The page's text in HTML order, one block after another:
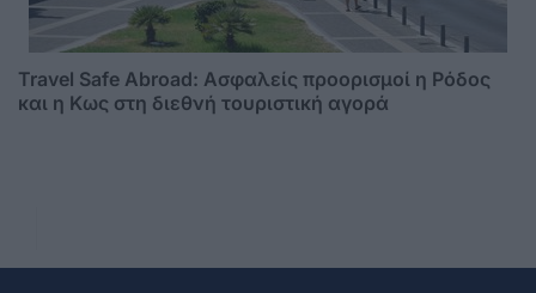
Travel Safe Abroad: Ασφαλείς προορισμοί η Ρόδος
και η Κως στη διεθνή τουριστική αγορά